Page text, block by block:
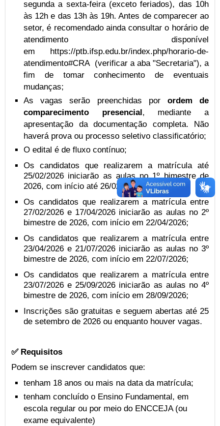
segunda a sexta-feira (exceto feriados), das 10h
às 12h e das 13h às 19h. Antes de comparecer ao
setor, é recomendado ainda consultar o horário de
atendimento disponível
em https://ptb.ifsp.edu.br/index.php/horario-de-
atendimento#CRA (verificar a aba "Secretaria"), a
fim de tomar conhecimento de eventuais
mudanças;
As vagas serão preenchidas por ordem de
comparecimento presencial, mediante a
apresentação da documentação completa. Não
haverá prova ou processo seletivo classificatório;
O edital é de fluxo contínuo;
Os candidatos que realizarem a matrícula até
25/02/2026 iniciarão as aulas no 1º bimestre de
2026, com início até 26/02/2026;
Os candidatos que realizarem a matrícula entre
27/02/2026 e 17/04/2026 iniciarão as aulas no 2º
bimestre de 2026, com início em 22/04/2026;
Os candidatos que realizarem a matrícula entre
23/04/2026 e 21/07/2026 iniciarão as aulas no 3º
bimestre de 2026, com início em 22/07/2026;
Os candidatos que realizarem a matrícula entre
23/07/2026 e 25/09/2026 iniciarão as aulas no 4º
bimestre de 2026, com início em 28/09/2026;
Inscrições são gratuitas e seguem abertas até 25
de setembro de 2026 ou enquanto houver vagas.
✅ Requisitos
Podem se inscrever candidatos que:
tenham 18 anos ou mais na data da matrícula;
tenham concluído o Ensino Fundamental, em
escola regular ou por meio do ENCCEJA (ou
exame equivalente)